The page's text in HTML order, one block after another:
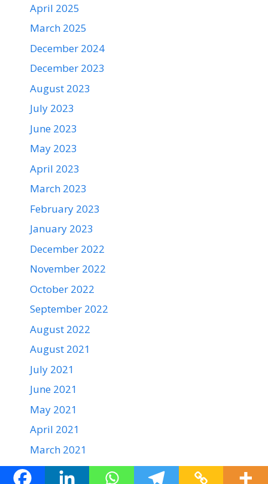
April 2025
March 2025
December 2024
December 2023
August 2023
July 2023
June 2023
May 2023
April 2023
March 2023
February 2023
January 2023
December 2022
November 2022
October 2022
September 2022
August 2022
August 2021
July 2021
June 2021
May 2021
April 2021
March 2021
February 2021